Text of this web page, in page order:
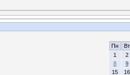
Пн
Вт
1
2
8
9
15
16